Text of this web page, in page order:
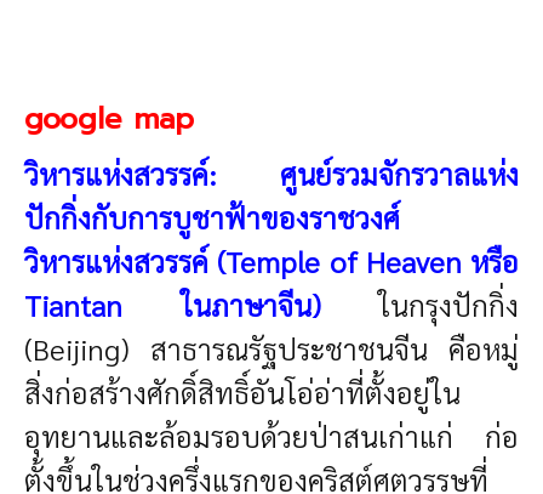
google map
วิหารแห่งสวรรค์: ศูนย์รวมจักรวาลแห่ง
ปักกิ่งกับการบูชาฟ้าของราชวงศ์
วิหารแห่งสวรรค์ (Temple of Heaven หรือ
Tiantan ในภาษาจีน)
ในกรุงปักกิ่ง
(Beijing) สาธารณรัฐประชาชนจีน คือหมู่
สิ่งก่อสร้างศักดิ์สิทธิ์อันโอ่อ่าที่ตั้งอยู่ใน
อุทยานและล้อมรอบด้วยป่าสนเก่าแก่ ก่อ
ตั้งขึ้นในช่วงครึ่งแรกของคริสต์ศตวรรษที่